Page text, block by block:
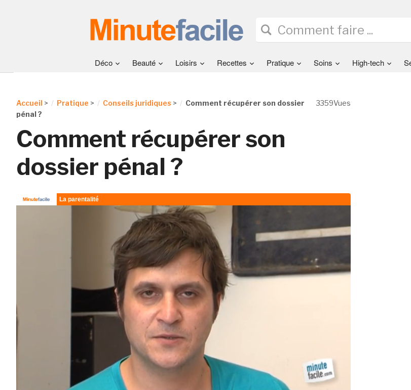
Déco Beauté Loisirs Recettes Pratique Soins High-tech
3359Vues
Accueil > Pratique > Conseils juridiques >
Comment récupérer son dossier
pénal ?
Comment récupérer son
dossier pénal ?